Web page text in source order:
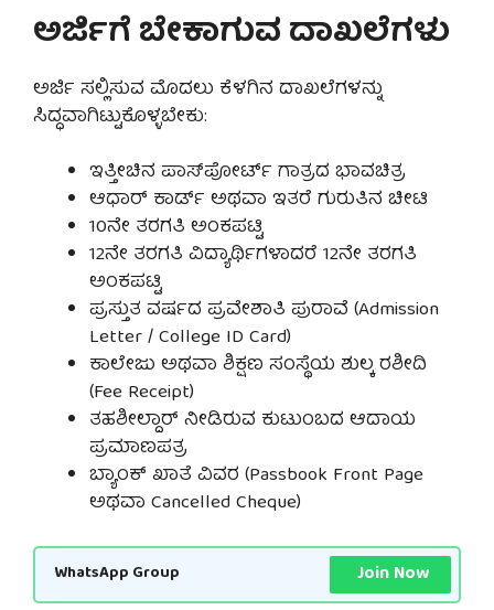
ಅರ್ಜಿಗೆ ಬೇಕಾಗುವ ದಾಖಲೆಗಳು
ಅರ್ಜಿ ಸಲ್ಲಿಸುವ ಮೊದಲು ಕೆಳಗಿನ ದಾಖಲೆಗಳನ್ನು
ಸಿದ್ಧವಾಗಿಟ್ಟುಕೊಳ್ಳಬೇಕು:
ಇತ್ತೀಚಿನ ಪಾಸ್‌ಪೋರ್ಟ್ ಗಾತ್ರದ ಭಾವಚಿತ್ರ
ಆಧಾರ್ ಕಾರ್ಡ್ ಅಥವಾ ಇತರೆ ಗುರುತಿನ ಚೀಟಿ
10ನೇ ತರಗತಿ ಅಂಕಪಟ್ಟಿ
12ನೇ ತರಗತಿ ವಿದ್ಯಾರ್ಥಿಗಳಾದರೆ 12ನೇ ತರಗತಿ
ಅಂಕಪಟ್ಟಿ
ಪ್ರಸ್ತುತ ವರ್ಷದ ಪ್ರವೇಶಾತಿ ಪುರಾವೆ (Admission
Letter / College ID Card)
ಕಾಲೇಜು ಅಥವಾ ಶಿಕ್ಷಣ ಸಂಸ್ಥೆಯ ಶುಲ್ಕ ರಶೀದಿ
(Fee Receipt)
ತಹಶೀಲ್ದಾರ್ ನೀಡಿರುವ ಕುಟುಂಬದ ಆದಾಯ
ಪ್ರಮಾಣಪತ್ರ
ಬ್ಯಾಂಕ್ ಖಾತೆ ವಿವರ (Passbook Front Page
ಅಥವಾ Cancelled Cheque)
WhatsApp Group Join Now